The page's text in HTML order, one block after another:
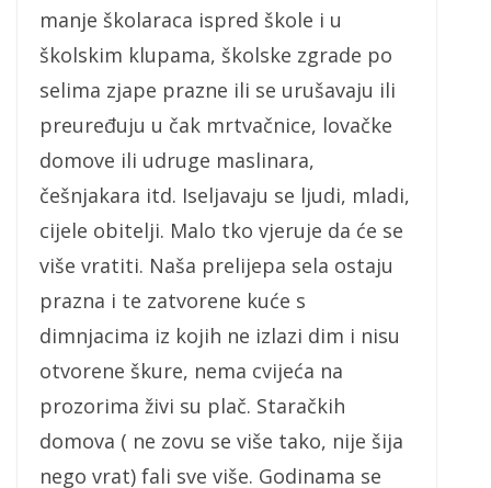
manje školaraca ispred škole i u
školskim klupama, školske zgrade po
selima zjape prazne ili se urušavaju ili
preuređuju u čak mrtvačnice, lovačke
domove ili udruge maslinara,
češnjakara itd. Iseljavaju se ljudi, mladi,
cijele obitelji. Malo tko vjeruje da će se
više vratiti. Naša prelijepa sela ostaju
prazna i te zatvorene kuće s
dimnjacima iz kojih ne izlazi dim i nisu
otvorene škure, nema cvijeća na
prozorima živi su plač. Staračkih
domova ( ne zovu se više tako, nije šija
nego vrat) fali sve više. Godinama se